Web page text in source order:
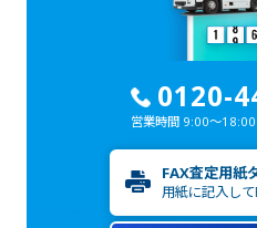
0120-
営業時間 9:00～18:00
FAX査定用紙
用紙に記入して